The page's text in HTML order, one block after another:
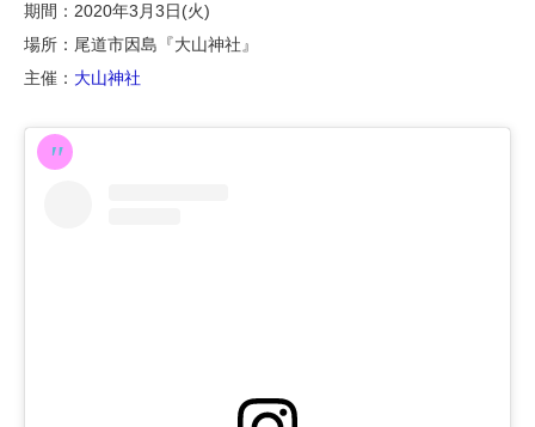
期間：2020年3月3日(火)
場所：尾道市因島『大山神社』
主催： 大山神社